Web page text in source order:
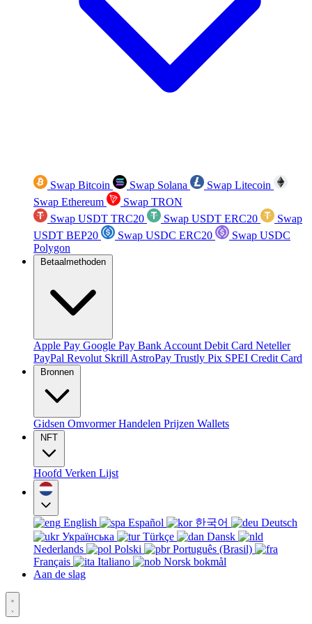
Swap Bitcoin Swap Solana
Swap Litecoin
Swap Ethereum
Swap TRON
Swap USDT TRC20
Swap USDT ERC20
Swap
USDT BEP20
Swap USDC ERC20
Swap USDC
Polygon
Betaalmethoden
Apple Pay Google Pay Bank Account Debit Card Neteller
PayPal Revolut Skrill AstroPay Trustly Pix SPEI Credit Card
Bronnen
Gidsen OmvormerHandelen Prijzen Wallets
NFT
Hoofd Verken Lijst
English Español 한국어
Deutsch
Українська
Türkçe
Dansk
Nederlands
Polski
Português (Brasil)
Français
Italiano
Norsk bokmål
Aan de slag